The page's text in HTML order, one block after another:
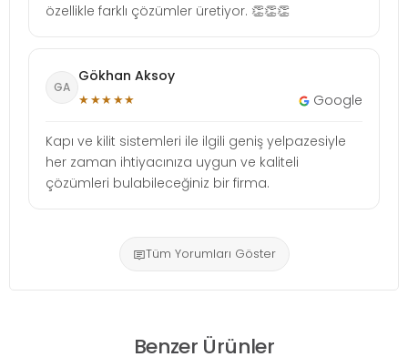
özellikle farklı çözümler üretiyor. 👏👏👏
GA
Gökhan Aksoy
★★★★★ Google
Kapı ve kilit sistemleri ile ilgili geniş yelpazesiyle
her zaman ihtiyacınıza uygun ve kaliteli
çözümleri bulabileceğiniz bir firma.
Tüm Yorumları Göster
Benzer Ürünler